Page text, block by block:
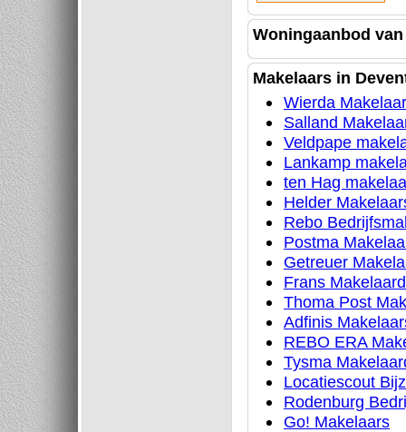
Woningaanbod
Makelaars in
Wierda
Salland
Veldpape
Lankamp
ten Hag
Helder
Rebo
Postma
Getreuer
Frans
Thoma Post
Adfinis
REBO ERA
Tysma
Locatiescout
Rodenburg
Go! Makelaars